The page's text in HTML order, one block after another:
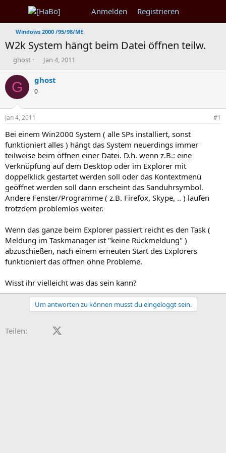
Anmelden Registrieren
Windows 2000 /95/98/ME
W2k System hängt beim Datei öffnen teilw.
T
e
m
n
t
a
t
e
r
ghost
B
g
a
t
u
m
Jan 4, 2011
G ghost
0
Jan 4, 2011 #1
Bei einem Win2000 System ( alle SPs installiert, sonst
funktioniert alles ) hängt das System neuerdings immer
teilweise beim öffnen einer Datei. D.h. wenn z.B.: eine
Verknüpfung auf dem Desktop oder im Explorer mit
doppelklick gestartet werden soll oder das Kontextmenü
geöffnet werden soll dann erscheint das Sanduhrsymbol.
Andere Fenster/Programme ( z.B. Firefox, Skype, .. ) laufen
trotzdem problemlos weiter.
Wenn das ganze beim Explorer passiert reicht es den Task (
Meldung im Taskmanager ist "keine Rückmeldung" )
abzuschießen, nach einem erneuten Start des Explorers
funktioniert das öffnen ohne Probleme.
Wisst ihr vielleicht was das sein kann?
Um antworten zu können musst du eingeloggt sein.
Teilen: Facebook